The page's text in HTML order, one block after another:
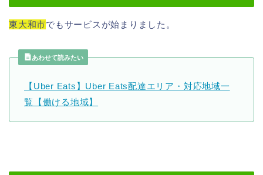
東大和市でもサービスが始まりました。
あわせて読みたい
【Uber Eats】Uber Eats配達エリア・対応地域一
覧【働ける地域】